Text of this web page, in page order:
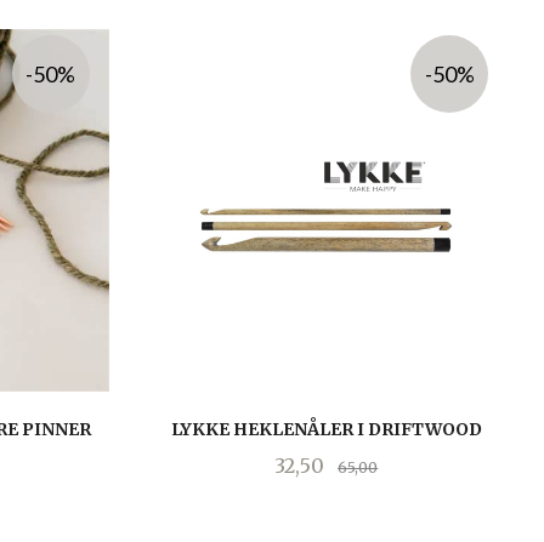
PINNER
-50%
LYKKE HEKLENÅLER I DRIFTWOOD
Tilbud
32,50 65,00Rabatt
-50%